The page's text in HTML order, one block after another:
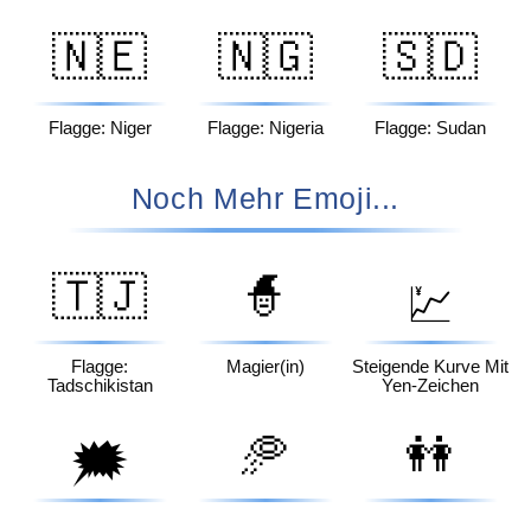
🇳🇪
Flagge: Niger
🇳🇬
Flagge: Nigeria
🇸🇩
Flagge: Sudan
Noch Mehr Emoji...
🇹🇯
Flagge:
Tadschikistan
🧙
Magier(in)
💹
Steigende Kurve Mit
Yen-Zeichen
🗯️ 🥏 👭